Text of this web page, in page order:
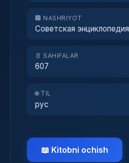
🏢 NASHRIYOT
Советская энциклопедия
📄 SAHIFALAR
607
🌐 TIL
рус
📖 Kitobni ochish